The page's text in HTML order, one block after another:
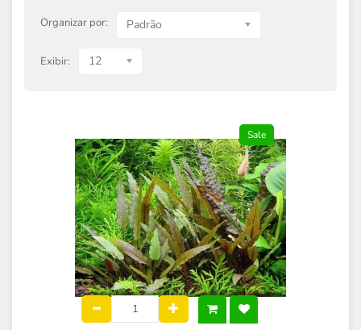
Organizar por: Padrão
Exibir: 12
Sale